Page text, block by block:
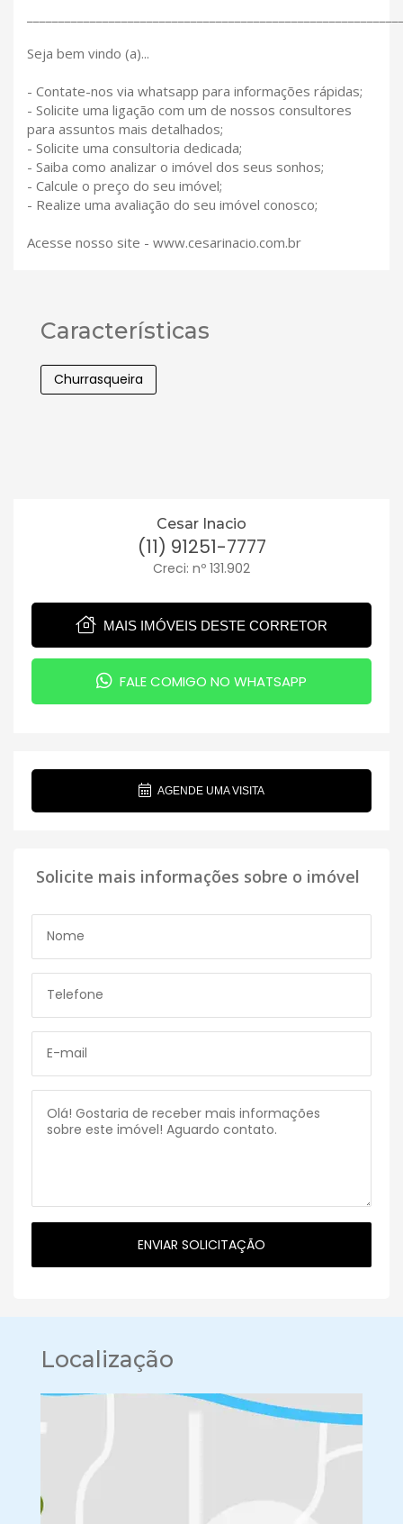
Seja bem vindo (a)...
- Contate-nos via whatsapp para informações rápidas;
- Solicite uma ligação com um de nossos consultores
para assuntos mais detalhados;
- Solicite uma consultoria dedicada;
- Saiba como analizar o imóvel dos seus sonhos;
- Calcule o preço do seu imóvel;
- Realize uma avaliação do seu imóvel conosco;
Acesse nosso site - www.cesarinacio.com.br
Características
Churrasqueira
Cesar Inacio
(11) 91251-7777
Creci: nº 131.902
MAIS IMÓVEIS DESTE CORRETOR
FALE COMIGO NO WHATSAPP
AGENDE UMA VISITA
Solicite mais informações sobre o imóvel
Localização